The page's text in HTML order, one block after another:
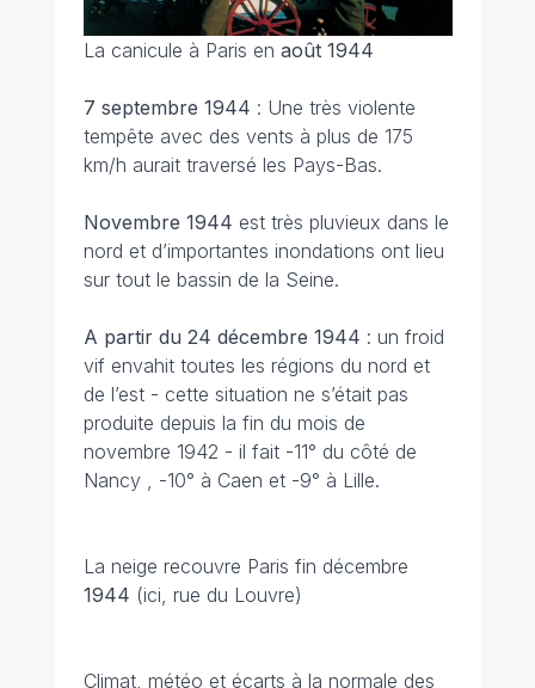
La canicule à Paris en août 1944
7 septembre 1944 : Une très violente
tempête avec des vents à plus de 175
km/h aurait traversé les Pays-Bas.
Novembre 1944 est très pluvieux dans le
nord et d’importantes inondations ont lieu
sur tout le bassin de la Seine.
A partir du 24 décembre 1944 : un froid
vif envahit toutes les régions du nord et
de l’est - cette situation ne s’était pas
produite depuis la fin du mois de
novembre 1942 - il fait -11° du côté de
Nancy , -10° à Caen et -9° à Lille.
La neige recouvre Paris fin décembre
1944 (ici, rue du Louvre)
Climat, météo et écarts à la normale des